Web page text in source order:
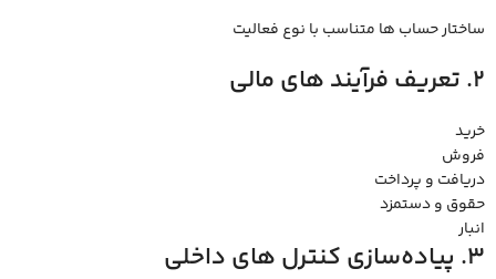
ساختار حساب‌ ها متناسب با نوع فعالیت
2. تعریف فرآیند های مالی
خرید
فروش
دریافت و پرداخت
حقوق و دستمزد
انبار
3. پیاده‌سازی کنترل‌ های داخلی